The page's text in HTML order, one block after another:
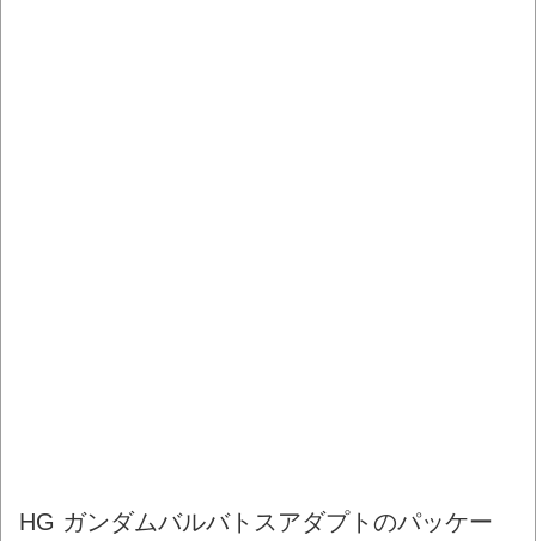
HG ガンダムバルバトスアダプトのパッケー